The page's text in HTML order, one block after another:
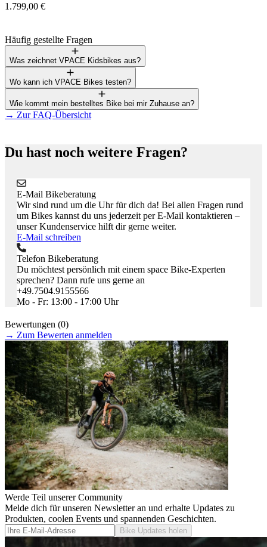
1.799,00 €
Häufig gestellte Fragen
Was zeichnet VPACE Kidsbikes aus?
Wo kann ich VPACE Bikes testen?
Wie kommt mein bestelltes Bike bei mir Zuhause an?
→ Zur FAQ-Übersicht
Du hast noch weitere Fragen?
E-Mail Bikeberatung
Wir sind rund um die Uhr für dich da! Bei allen Fragen rund
um Bikes kannst du uns jederzeit per E-Mail kontaktieren –
unser Kundenservice hilft dir gerne weiter.
E-Mail schreiben
Telefon Bikeberatung
Du möchtest persönlich mit einem space Bike-Experten
sprechen? Dann rufe uns gerne an
+49.7504.9155566
Mo - Fr: 13:00 - 17:00 Uhr
Bewertungen (0)
→ Zum Bewerten anmelden
Werde Teil unserer Community
Melde dich für unseren Newsletter an und erhalte Updates zu
Produkten, coolen Events und spannenden Geschichten.
Bike Updates holen